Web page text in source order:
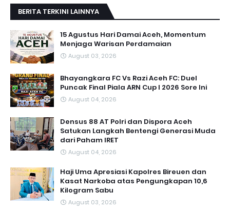
BERITA TERKINI LAINNYA
15 Agustus Hari Damai Aceh, Momentum
Menjaga Warisan Perdamaian
August 03, 2026
Bhayangkara FC Vs Razi Aceh FC: Duel
Puncak Final Piala ARN Cup I 2026 Sore Ini
August 04, 2026
Densus 88 AT Polri dan Dispora Aceh
Satukan Langkah Bentengi Generasi Muda
dari Paham IRET
August 04, 2026
Haji Uma Apresiasi Kapolres Bireuen dan
Kasat Narkoba atas Pengungkapan 10,6
Kilogram Sabu
August 03, 2026